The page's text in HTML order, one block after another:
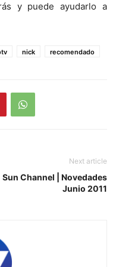
y puede ayudarlo a
nick recomendado
Next article
Sun Channel | Novedades
Junio 2011